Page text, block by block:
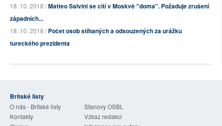
18. 10. 2018 /Matteo Salvini se cítí v Moskvě "doma". Požaduje zrušení
západních...
18. 10. 2018 /Počet osob stíhaných a odsouzených za urážku
tureckého prezidenta
Britské listy
O nás - Britské listy
Stanovy OSBL
Kontakty
Vzkaz redakci